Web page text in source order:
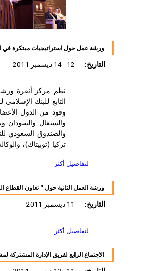
ورشة عمل حول استراتيجيات مبتكرة في
التاريخ: 12 - 14 ديسمبر 2011
نظم مركز أنقرة
وفود من الدول
والسنغال والسودان
والصندوق السعودي
تركيا (توبيتاك)،
لتفاصيل أكثر
ورشة العمل الثانية حول '' تعاون القطاع
التاريخ: 11 ديسمبر 2011
لتفاصيل أكثر
الاجتماع الرابع لفريق الإدارة المشتركة